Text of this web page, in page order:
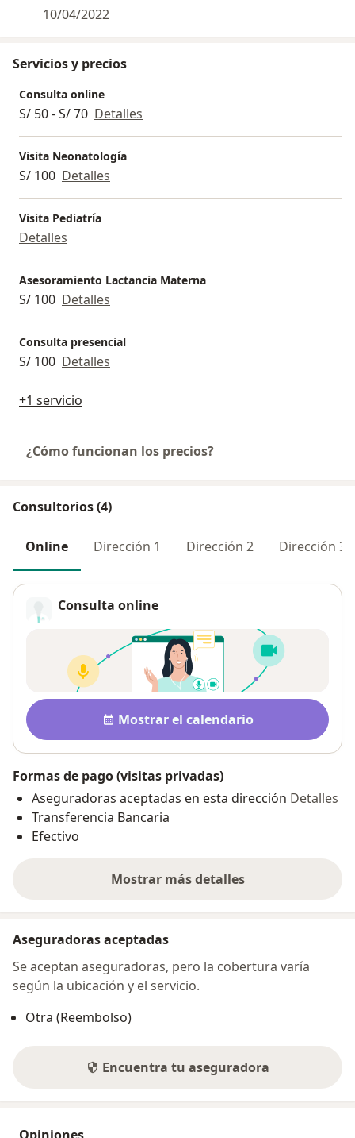
10/04/2022
Servicios y precios
Consulta online
S/ 50 - S/ 70 Detalles
Visita Neonatología
S/ 100 Detalles
Visita Pediatría
Detalles
Asesoramiento Lactancia Materna
S/ 100 Detalles
Consulta presencial
S/ 100 Detalles
+1 servicio
¿Cómo funcionan los precios?
Consultorios (4)
Online Dirección 1 Dirección 2 Dirección 3
Consulta online
Disponibilidad
Mostrar el calendario
Formas de pago (visitas privadas)
Aseguradoras aceptadas en esta dirección Detalles
Transferencia Bancaria
Efectivo
Mostrar más detalles
sobre la dirección
Aseguradoras aceptadas
Se aceptan aseguradoras, pero la cobertura varía
según la ubicación y el servicio.
Otra (Reembolso)
Encuentra tu aseguradora